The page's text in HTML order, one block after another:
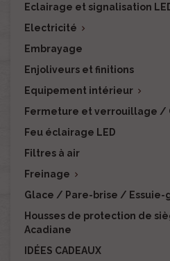
Eclairage et signalisation
Electricité 
Embrayage
Enjoliveurs et finitions
Equipement intérieur 
Fermeture et verrouillage /
Feu éclairage LED
Filtres à air
Freinage 
Glace / Pare-brise /
Housses de protection de
Acadiane
IDÉES CADEAUX